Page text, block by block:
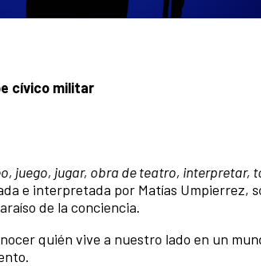
cívico militar
juego, jugar, obra de teatro, interpretar,
e interpretada por Matías Umpierrez,
de la conciencia.
quién vive a nuestro lado en un